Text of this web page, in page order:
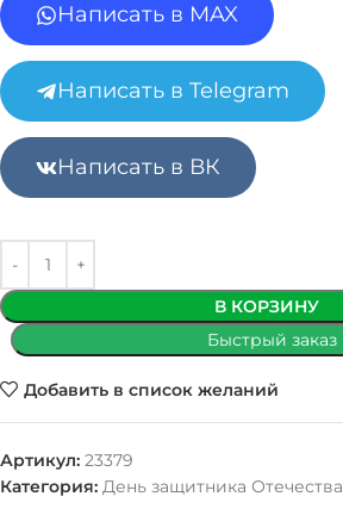
Написать в MAX
Написать в Telegram
Написать в ВК
В КОРЗИНУ
Быстрый заказ
Добавить в список желаний
Артикул: 23379
Категория: День защитника Отечества